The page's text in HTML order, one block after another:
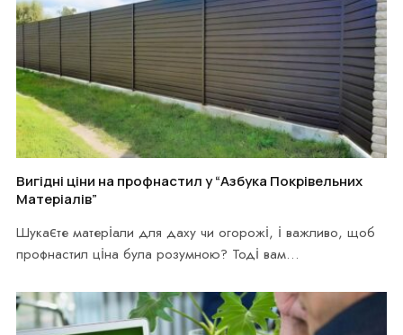
Вигідні ціни на профнастил у “Азбука Покрівельних
Матеріалів”
Шукаєте матеріали для даху чи огорожі, і важливо, щоб
профнастил ціна була розумною? Тоді вам…